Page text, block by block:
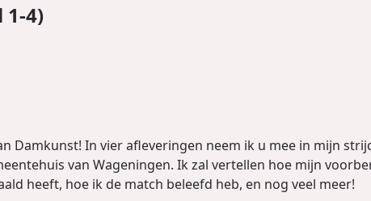
1-4)
Damkunst! In vier afleveringen neem ik u mee in mijn
van Wageningen. Ik zal vertellen hoe mijn
heeft, hoe ik de match beleefd heb, en nog veel meer!